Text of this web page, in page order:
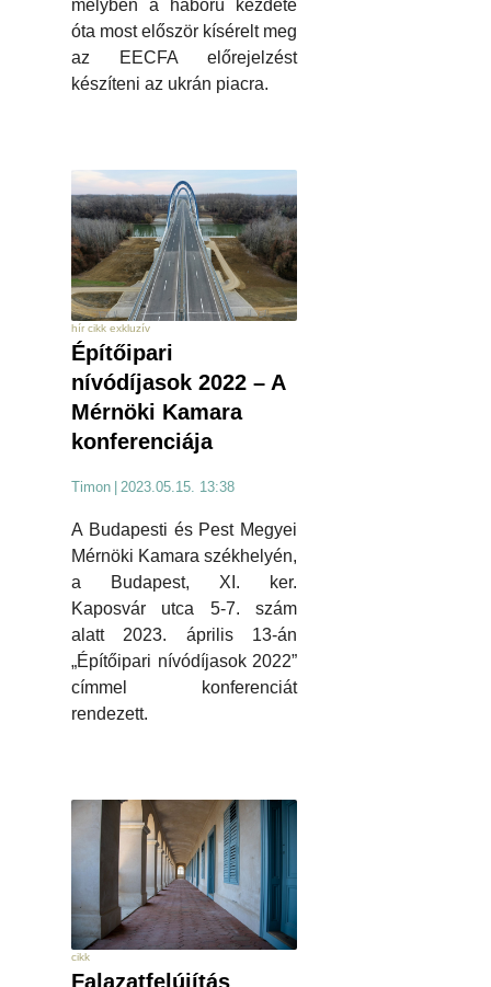
melyben a háború kezdete
óta most először kísérelt meg
az EECFA előrejelzést
készíteni az ukrán piacra.
hír cikk exkluzív
Építőipari
nívódíjasok 2022 – A
Mérnöki Kamara
konferenciája
Timon | 2023.05.15. 13:38
A Budapesti és Pest Megyei
Mérnöki Kamara székhelyén,
a Budapest, XI. ker.
Kaposvár utca 5-7. szám
alatt 2023. április 13-án
„Építőipari nívódíjasok 2022”
címmel konferenciát
rendezett.
cikk
Falazatfelújítás